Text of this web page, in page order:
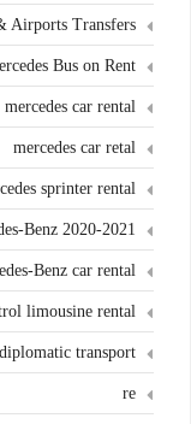
Airports Transfers
Bus on Rent
mercedes car rental
mercedes car retal
sprinter rental
Benz 2020-2021
Benz car rental
limousine rental
transport
re